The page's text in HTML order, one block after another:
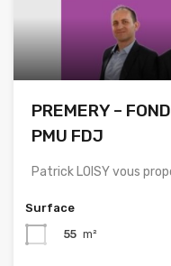
PREMERY –
PMU FDJ
Patrick LOISY vous
Surface
55 m²